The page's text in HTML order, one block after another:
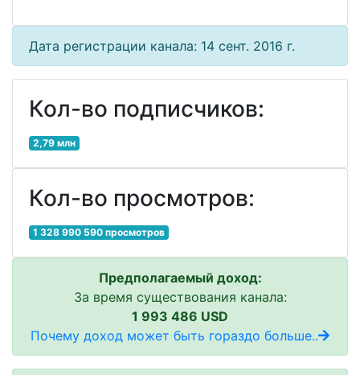
Дата регистрации канала: 14 сент. 2016 г.
Кол-во подписчиков:
2,79 млн
Кол-во просмотров:
1 328 990 590 просмотров
Предполагаемый доход:
За время существования канала:
1 993 486 USD
Почему доход может быть гораздо больше..